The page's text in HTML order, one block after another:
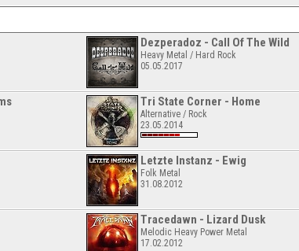
Dezperadoz - Call Of The Wild
Heavy Metal / Hard Rock
05.05.2017
Tri State Corner - Home
Alternative / Rock
23.05.2014
Letzte Instanz - Ewig
Folk Metal
31.08.2012
Tracedawn - Lizard Dusk
Melodic Heavy Power Metal
17.02.2012